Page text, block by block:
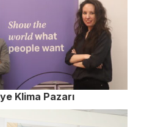
Klima Pazarı